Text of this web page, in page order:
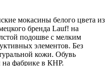
мокасины белого цвета из
бренда Lauf! на
подошве с мелким
элементов. Без
кожи. Обувь
на фабрике в КНР.